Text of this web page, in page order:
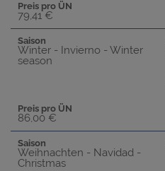
Preis pro ÜN
79,41 €
Saison
Winter - Invierno - Winter
season
Preis pro ÜN
86,00 €
Saison
Weihnachten - Navidad -
Christmas